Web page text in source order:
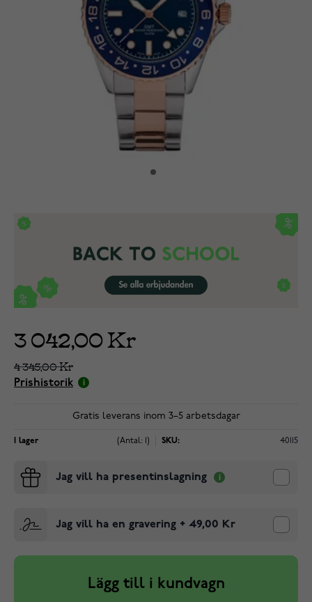
3 042,00 Kr
4 345,00 Kr
Prishistorik
Gratis leverans inom 3–5 arbetsdagar
I lager (Antal: 1) SKU: 40115
Jag vill ha presentinslagning
Jag vill ha en gravering + 49,00 Kr
Lägg till i kundvagn